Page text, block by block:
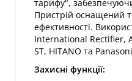
тарифу",
Пристрій оснащений
ефективності.
International Rectifier,
ST, HITANO та
Захисні функції: